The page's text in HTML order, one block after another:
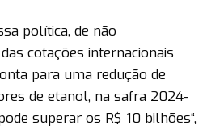
política, de não
cotações internacionais
para uma redução de
de etanol, na safra 2024-
superar os R$ 10 bilhões“,